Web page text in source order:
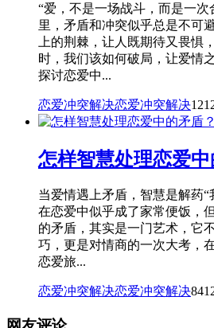
“爱，不是一场战斗，而是一次
里，矛盾和冲突似乎总是不可
上的荆棘，让人既期待又畏惧
时，我们该如何破局，让爱情
探讨恋爱中...
恋爱冲突解决恋爱冲突解决
怎样智慧处理恋爱中
当爱情遇上矛盾，智慧是解药
在恋爱中似乎成了家常便饭，
的矛盾，其实是一门艺术，它
巧，更是对情商的一次大考，
恋爱旅...
恋爱冲突解决恋爱冲突解决841